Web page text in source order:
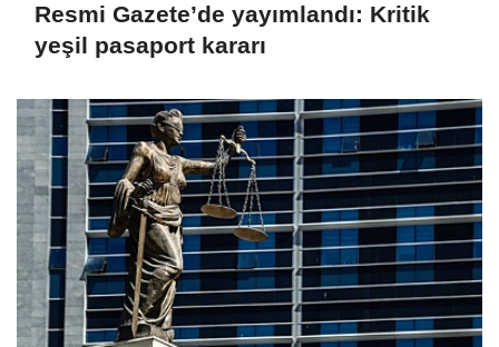
Resmi Gazete’de yayımlandı: Kritik
yeşil pasaport kararı